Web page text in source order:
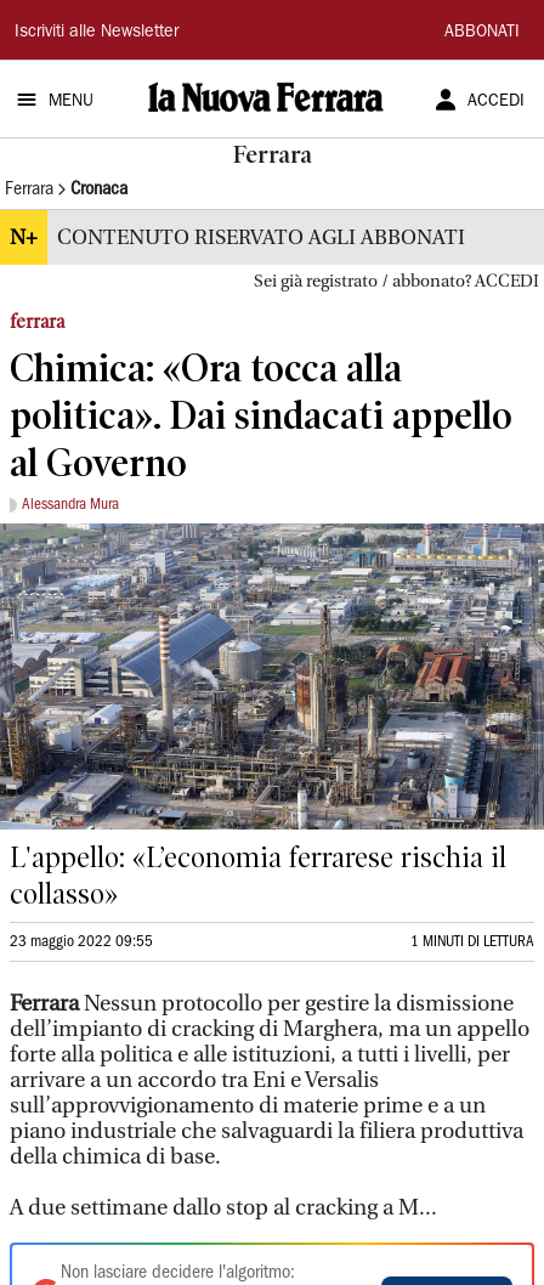
La
Nuova
Ferrara
Iscriviti alle Newsletter ABBONATI
MENU ACCEDI
Ferrara
Ferrara Cronaca
N+ CONTENUTO RISERVATO AGLI ABBONATI
Sei già registrato / abbonato? ACCEDI
ferrara
Chimica: «Ora tocca alla
politica». Dai sindacati appello
al Governo
Alessandra Mura
L'appello: «L’economia ferrarese rischia il
collasso»
23 maggio 2022 09:55 1 MINUTI DI LETTURA
FerraraNessun protocollo per gestire la dismissione
dell’impianto di cracking di Marghera, ma un appello
forte alla politica e alle istituzioni, a tutti i livelli, per
arrivare a un accordo tra Eni e Versalis
sull’approvvigionamento di materie prime e a un
piano industriale che salvaguardi la filiera produttiva
della chimica di base.
A due settimane dallo stop al cracking a M...
Non lasciare decidere l'algoritmo: